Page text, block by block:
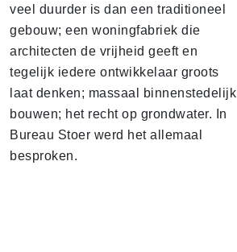
veel duurder is dan een traditioneel
gebouw; een woningfabriek die
architecten de vrijheid geeft en
tegelijk iedere ontwikkelaar groots
laat denken; massaal binnenstedelijk
bouwen; het recht op grondwater. In
Bureau Stoer werd het allemaal
besproken.